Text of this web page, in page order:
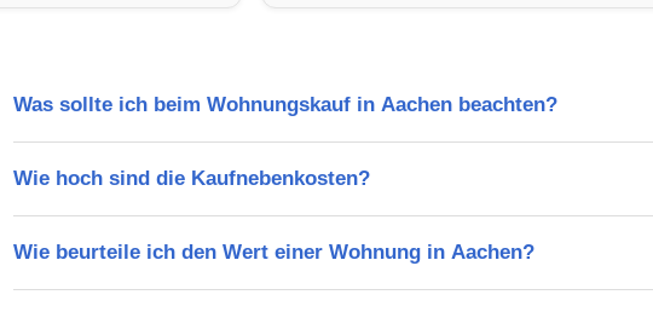
Was sollte ich beim Wohnungskauf in Aachen beachten?
Wie hoch sind die Kaufnebenkosten?
Wie beurteile ich den Wert einer Wohnung in Aachen?